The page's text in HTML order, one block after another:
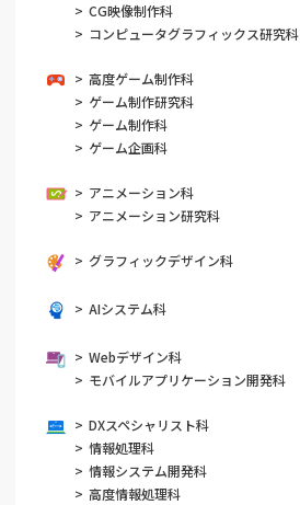
> CG映像制作科
> コンピュータグラフィックス研究科
> 高度ゲーム制作科
> ゲーム制作研究科
> ゲーム制作科
> ゲーム企画科
> アニメーション科
> アニメーション研究科
> グラフィックデザイン科
> AIシステム科
> Webデザイン科
> モバイルアプリケーション開発科
> DXスペシャリスト科
> 情報処理科
> 情報システム開発科
> 高度情報処理科